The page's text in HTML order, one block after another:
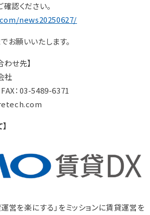
認ください。
news20250627/
お願いいたします。
せ先】
社
：03-5489-6371
営を楽にする」をミッションに賃貸運営を